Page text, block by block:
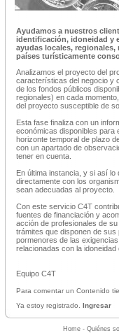
Ayudamos a nuestros
identificación, idoneidad y
ayudas locales,
países turísticamente
Analizamos el proyecto del
características del negocio y
de los fondos públicos
regionales) en cada
del proyecto susceptible de
Esta fase finaliza con un
económicas disponibles para
horizonte temporal de plazo
con un apartado de
tener en cuenta.
En última instancia, y si así
directamente con los
sean adecuadas al proyecto.
Con este servicio C4T
fuentes de financiación y
acción de profesionales de
trámites que disponen de
pormenores de las
relacionadas con la
Equipo C4T
Para comentar un Contenido
Ya estoy registrado. Ingresar
Home - Quiénes